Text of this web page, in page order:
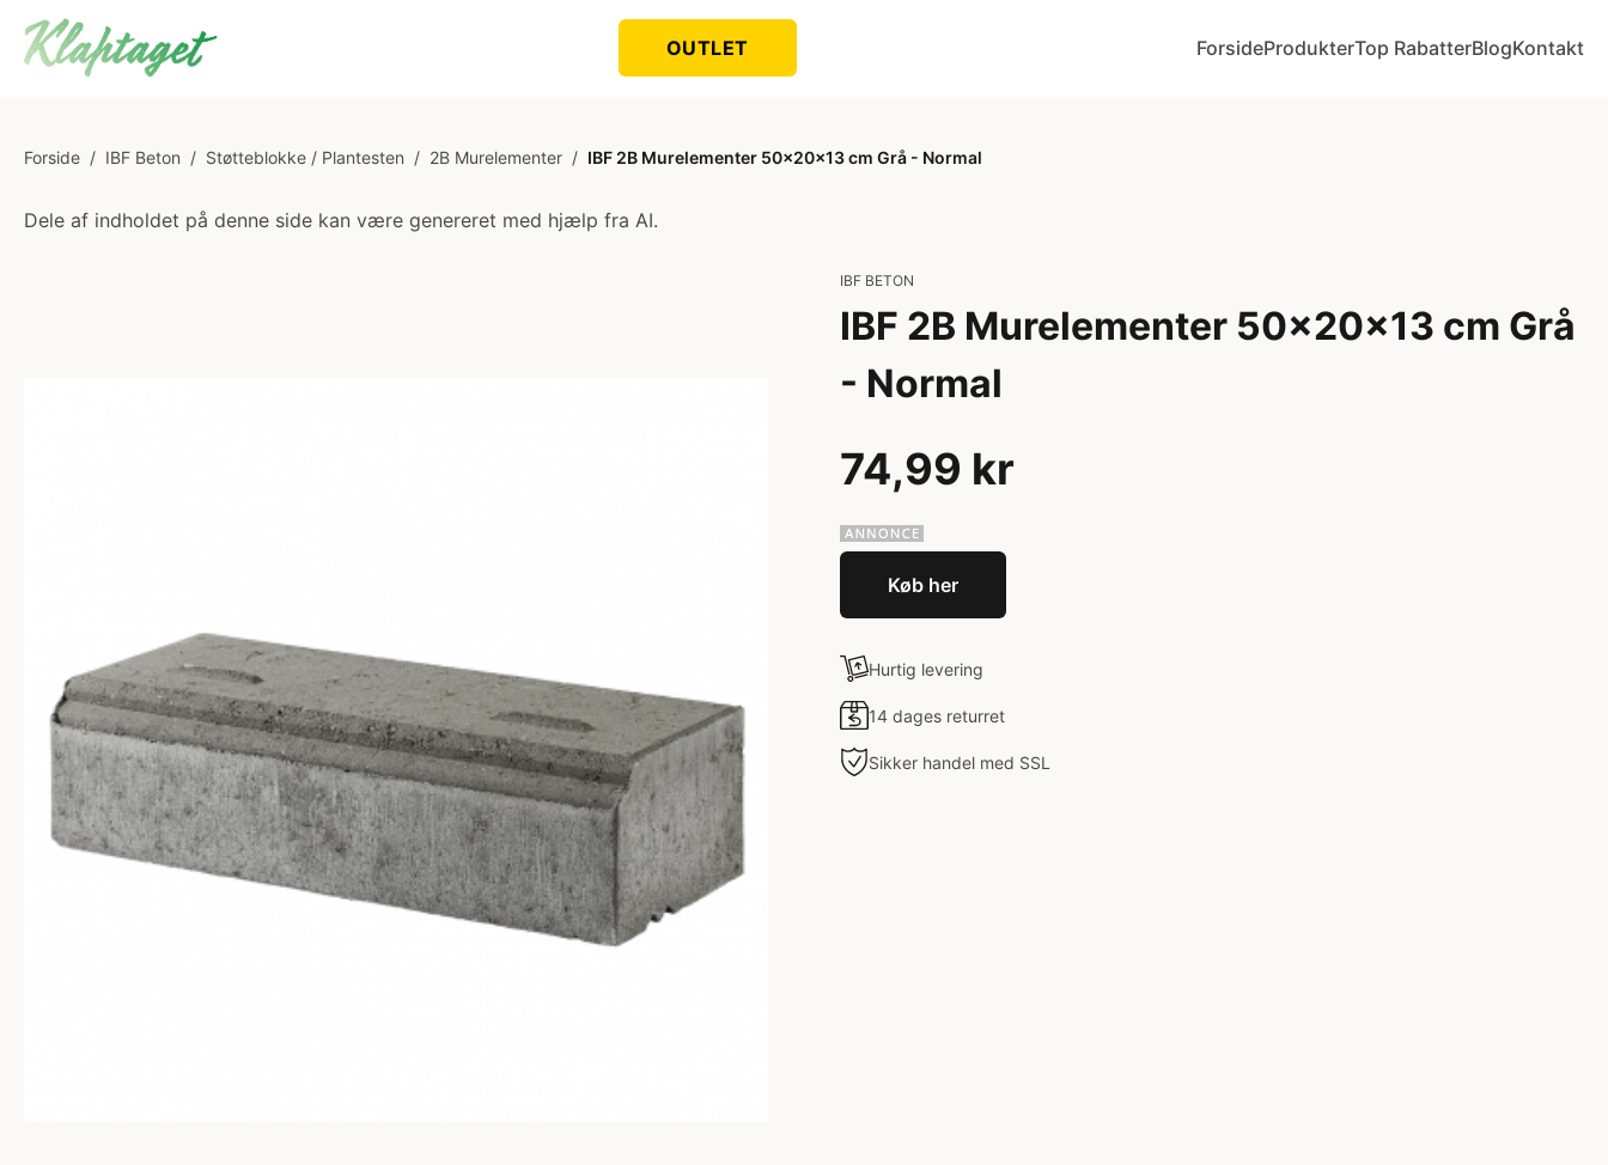
OUTLET ForsideProdukterTop RabatterBlogKontakt
Forside / IBF Beton / Støtteblokke / Plantesten / 2B Murelementer / IBF 2B Murelementer 50x20x13 cm Grå - Normal
Dele af indholdet på denne side kan være genereret med hjælp fra AI.
IBF BETON
IBF 2B Murelementer 50x20x13 cm Grå
- Normal
74,99 kr
Køb her
Hurtig levering
14 dages returret
Sikker handel med SSL